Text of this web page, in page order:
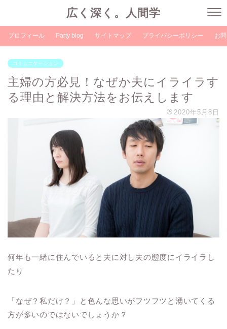
広く深く。人間学
プロフィール Party blog サイトマップ プライバシーポリシー お
コミュニケーション
主婦の方必見！なぜか夫にイライラす
る理由と解決方法をお伝えします
2020年5月8日
何年も一緒に住んでいると夫に対し夫の態度にイライラし
たり
「なぜ？私だけ？」と色んな思いがフツフツと湧いてくる
方が多いのではないでしょうか？